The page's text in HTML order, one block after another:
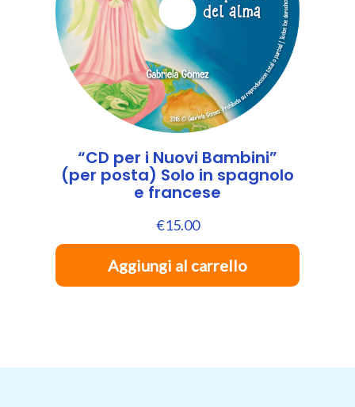
“CD per i Nuovi Bambini”
(per posta) Solo in spagnolo
e francese
€15.00
Aggiungi al carrello